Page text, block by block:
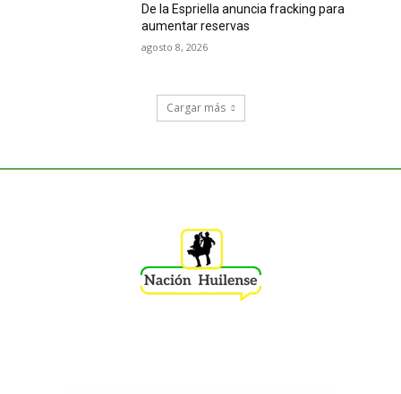
De la Espriella anuncia fracking para
aumentar reservas
agosto 8, 2026
Cargar más